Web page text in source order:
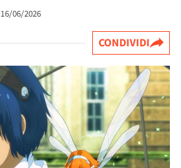
16/06/2026
CONDIVIDI